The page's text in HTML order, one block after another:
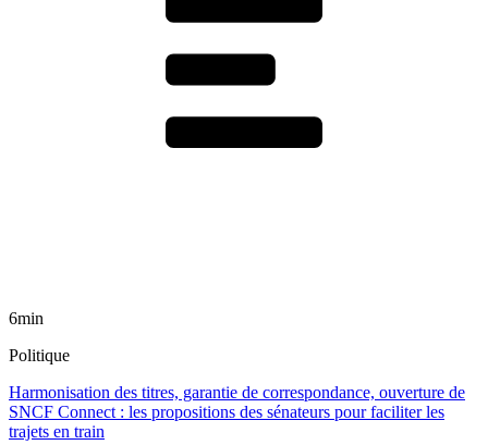
6min
Politique
Harmonisation des titres, garantie de correspondance, ouverture de
SNCF Connect : les propositions des sénateurs pour faciliter les
trajets en train